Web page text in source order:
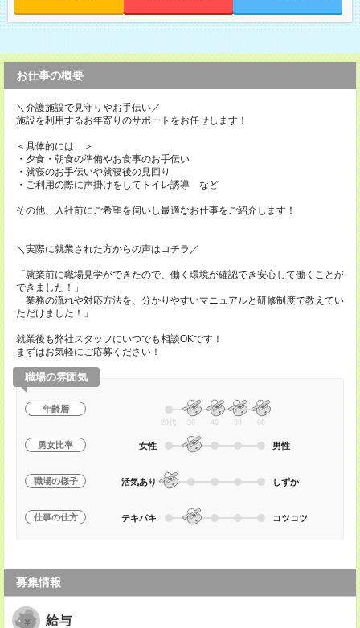
お仕事の概要
＼介護施設で見守りやお手伝い／
施設を利用するお年寄りのサポートをお任せします！
＜具体的には…＞
・夕食・朝食の準備やお食事のお手伝い
・就寝のお手伝いや就寝後の見回り
・ご利用の際に声掛けをしてトイレ誘導 など
その他、入社前にご希望を伺いし最適なお仕事をご紹介します！
＼実際に就業された方からの声はコチラ／
「就業前に職場見学ができたので、働く環境が確認でき安心して働くことが
できました！」
「業務の流れや対応方法を、分かりやすいマニュアルと研修制度で教えてい
ただけました！」
就業後も弊社スタッフにいつでも相談OKです！
まずはお気軽にご応募ください！
職場の雰囲気
年齢層
20代 30 40 50 60
男女比率 女性 男性
職場の様子 活気あり しずか
仕事の仕方 テキパキ コツコツ
募集情報
給与